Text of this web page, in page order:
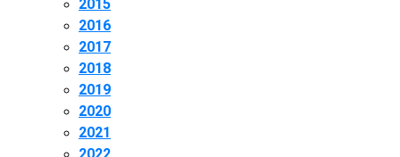
2015
2016
2017
2018
2019
2020
2021